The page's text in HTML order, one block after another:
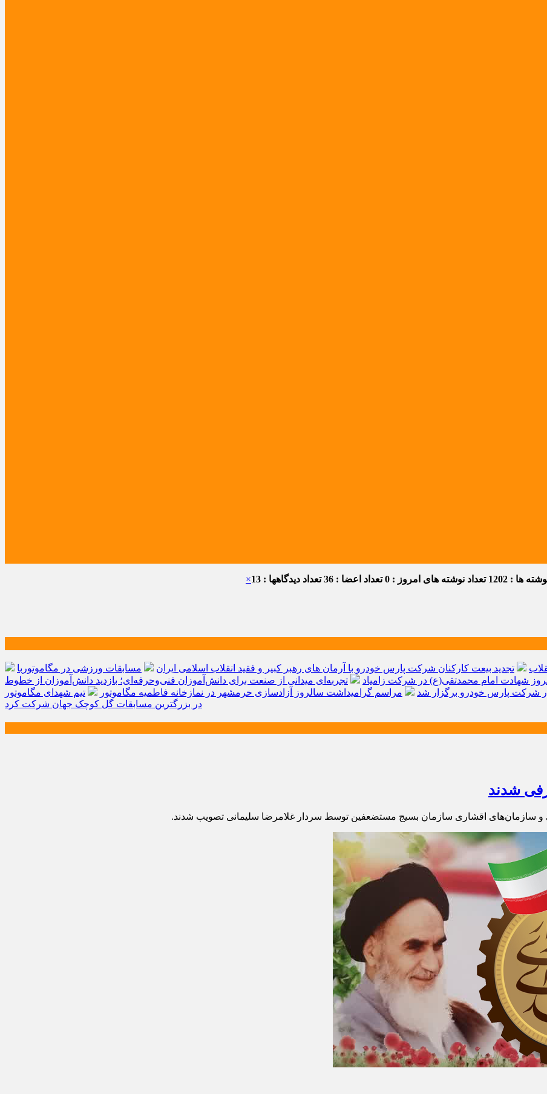
ها : 1202 تعداد نوشته های امروز : 0 تعداد اعضا : 36 تعداد دیدگاهها : 13 ×
تجدید بیعت کارکنان شرکت پارس خودرو با آرمان های رهبر کبیر و فقید انقلاب اسلامی ایران
مسابقات ورزشی در مگاموتوربا
شهادت امام محمدتقی(ع) در شرکت زامیاد
تجربه‌ای میدانی از صنعت برای دانش‌آموزان فنی‌وحرفه‌ای؛ بازدید دانش‌آموزان از خطوط
شرکت پارس خودرو برگزار شد مراسم گرامیداشت سالروز آزادسازی خرمشهر در نمازخانه فاطمیه مگاموتور
تیم شهدای مگاموتور
در بزرگترین مسابقات گل کوچک جهان شرکت کرد